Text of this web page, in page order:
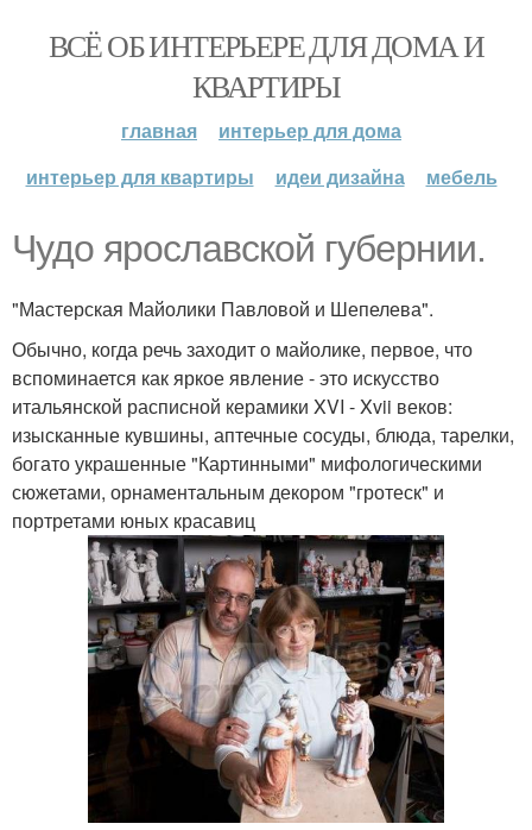
ВСЁ ОБ ИНТЕРЬЕРЕ ДЛЯ ДОМА И
КВАРТИРЫ
главная
интерьер для дома
интерьер для квартиры
идеи дизайна мебель
Чудо ярославской губернии.
"Мастерская Майолики Павловой и Шепелева".
Обычно, когда речь заходит о майолике, первое, что
вспоминается как яркое явление - это искусство
итальянской расписной керамики XVI - Xvii веков:
изысканные кувшины, аптечные сосуды, блюда, тарелки,
богато украшенные "Картинными" мифологическими
сюжетами, орнаментальным декором "гротеск" и
портретами юных красавиц